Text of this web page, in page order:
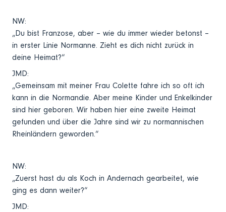
NW:
„Du bist Franzose, aber – wie du immer wieder betonst –
in erster Linie Normanne. Zieht es dich nicht zurück in
deine Heimat?“
JMD:
„Gemeinsam mit meiner Frau Colette fahre ich so oft ich
kann in die Normandie. Aber meine Kinder und Enkelkinder
sind hier geboren. Wir haben hier eine zweite Heimat
gefunden und über die Jahre sind wir zu normannischen
Rheinländern geworden.“
NW:
„Zuerst hast du als Koch in Andernach gearbeitet, wie
ging es dann weiter?“
JMD: